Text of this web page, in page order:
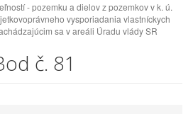
- pozemku a dielov z pozemkov v k. ú.
vysporiadania vlastníckych
sa v areáli Úradu vlády SR
č. 81